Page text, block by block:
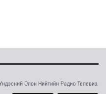
Олон Нийтийн Радио Телевиз.